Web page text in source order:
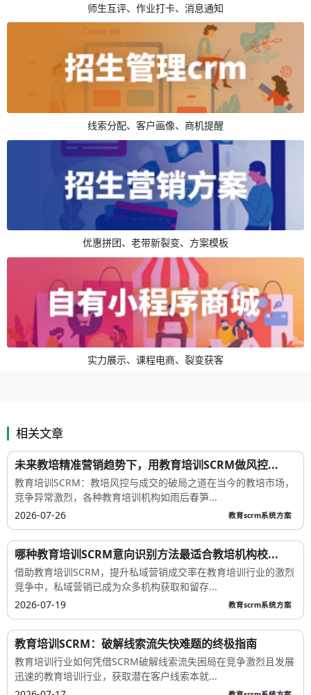
师生互评、作业打卡、消息通知
线索分配、客户画像、商机提醒
优惠拼团、老带新裂变、方案模板
实力展示、课程电商、裂变获客
相关文章
未来教培精准营销趋势下，用教育培训SCRM做风控...
教育培训SCRM：教培风控与成交的破局之道在当今的教培市场，
竞争异常激烈，各种教育培训机构如雨后春笋...
2026-07-26
教育scrm系统方案
哪种教育培训SCRM意向识别方法最适合教培机构校...
借助教育培训SCRM，提升私域营销成交率在教育培训行业的激烈
竞争中，私域营销已成为众多机构获取和留存...
2026-07-19
教育scrm系统方案
教育培训SCRM：破解线索流失快难题的终极指南
教育培训行业如何凭借SCRM破解线索流失困局在竞争激烈且发展
迅速的教育培训行业，获取潜在客户线索本就...